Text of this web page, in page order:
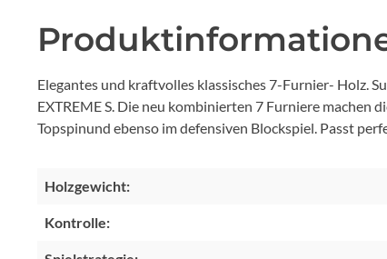
Elegantes und kraftvolles klassisches 7-Furnier- Holz.
EXTREME S. Die neu kombinierten 7 Furniere
Topspinund ebenso im defensiven Blockspiel. Passt
Holzgewicht:
Kontrolle: